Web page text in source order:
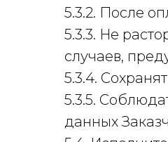
5.3.2. После
5.3.3. Не
случаев,
5.3.4.
5.3.5.
данных